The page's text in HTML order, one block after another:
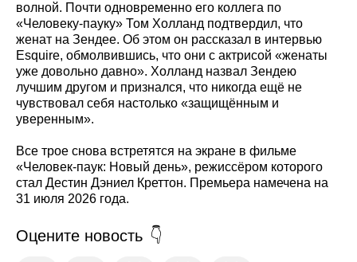
волной. Почти одновременно его коллега по
«Человеку-пауку» Том Холланд подтвердил, что
женат на Зендее. Об этом он рассказал в интервью
Esquire, обмолвившись, что они с актрисой «женаты
уже довольно давно». Холланд назвал Зендею
лучшим другом и признался, что никогда ещё не
чувствовал себя настолько «защищённым и
уверенным».
Все трое снова встретятся на экране в фильме
«Человек-паук: Новый день», режиссёром которого
стал Дестин Дэниел Креттон. Премьера намечена на
31 июля 2026 года.
Оцените новость